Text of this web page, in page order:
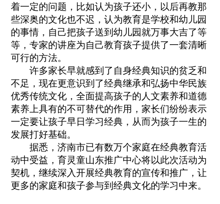
着一定的问题，比如认为孩子还小，以后再教那
些深奥的文化也不迟，认为教育是学校和幼儿园
的事情，自己把孩子送到幼儿园就万事大吉了等
等，专家的讲座为自己教育孩子提供了一套清晰
可行的方法。
许多家长早就感到了自身经典知识的贫乏和
不足，现在更意识到了经典继承和弘扬中华民族
优秀传统文化，全面提高孩子的人文素养和道德
素养上具有的不可替代的作用，家长们纷纷表示
一定要让孩子早日学习经典，从而为孩子一生的
发展打好基础。
据悉，济南市已有数万个家庭在经典教育活
动中受益，育灵童山东推广中心将以此次活动为
契机，继续深入开展经典教育的宣传和推广，让
更多的家庭和孩子参与到经典文化的学习中来。